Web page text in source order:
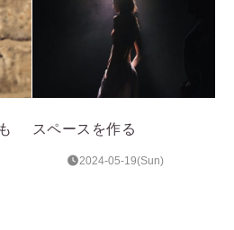
スペースを作る
2024-05-19(Sun)